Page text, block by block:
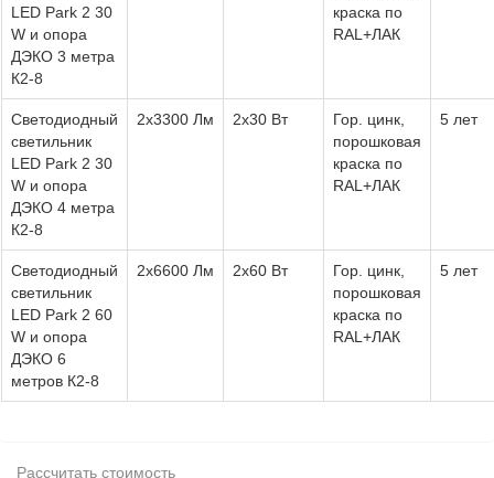
LED Park 2 30
W и опора
ДЭКО 3 метра
К2-8
краска по
RAL+ЛАК
Светодиодный
светильник
LED Park 2 30
W и опора
ДЭКО 4 метра
К2-8
2х3300 Лм 2х30 Вт
Гор. цинк,
порошковая
краска по
RAL+ЛАК
5 лет
Светодиодный
светильник
LED Park 2 60
W и опора
ДЭКО 6
метров К2-8
2х6600 Лм 2х60 Вт
Гор. цинк,
порошковая
краска по
RAL+ЛАК
5 лет
Рассчитать стоимость